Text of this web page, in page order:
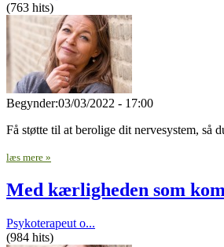
(763 hits)
Begynder:03/03/2022 - 17:00
Få støtte til at berolige dit nervesystem, så
læs mere »
Med kærligheden som
Psykoterapeut o...
(984 hits)